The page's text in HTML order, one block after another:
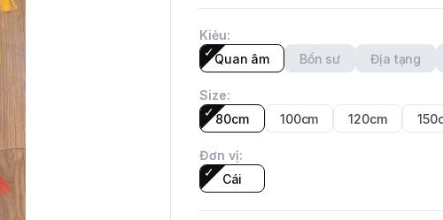
Kiẻu:
Quan âm
Bổn sư Địa tạng
Size:
80cm
100cm 120cm
Đơn vị:
Cái